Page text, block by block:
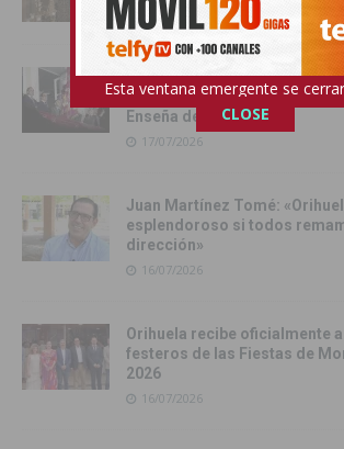
17/07/2026
Orihuela inicia sus Fiestas de
con la Exposición Pública de
Enseña del Oriol
17/07/2026
Juan Martínez Tomé:
esplendoroso si todos
dirección»
16/07/2026
Orihuela recibe oficialmente
festeros de las Fiestas de
2026
16/07/2026
Esta ventana emergente se
CLOSE